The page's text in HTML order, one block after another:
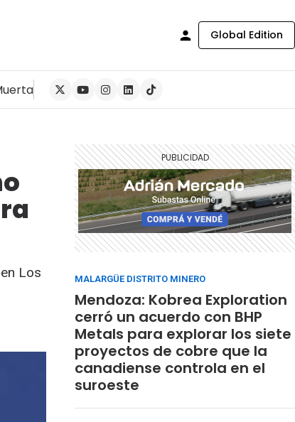
Global Edition
Los
MALARGÜE DISTRITO MINERO
Mendoza: Kobrea Exploration
cerró un acuerdo con BHP
Metals para explorar los siete
proyectos de cobre que la
canadiense controla en el
suroeste